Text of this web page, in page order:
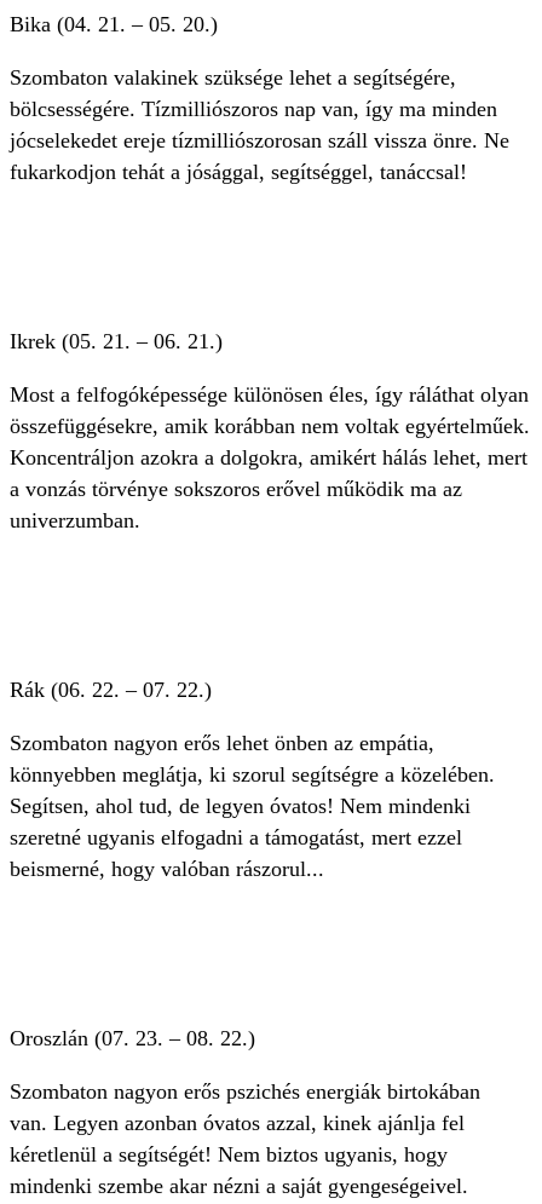
Bika (04. 21. – 05. 20.)
Szombaton valakinek szüksége lehet a segítségére,
bölcsességére. Tízmilliószoros nap van, így ma minden
jócselekedet ereje tízmilliószorosan száll vissza önre. Ne
fukarkodjon tehát a jósággal, segítséggel, tanáccsal!
Ikrek (05. 21. – 06. 21.)
Most a felfogóképessége különösen éles, így ráláthat olyan
összefüggésekre, amik korábban nem voltak egyértelműek.
Koncentráljon azokra a dolgokra, amikért hálás lehet, mert
a vonzás törvénye sokszoros erővel működik ma az
univerzumban.
Rák (06. 22. – 07. 22.)
Szombaton nagyon erős lehet önben az empátia,
könnyebben meglátja, ki szorul segítségre a közelében.
Segítsen, ahol tud, de legyen óvatos! Nem mindenki
szeretné ugyanis elfogadni a támogatást, mert ezzel
beismerné, hogy valóban rászorul...
Oroszlán (07. 23. – 08. 22.)
Szombaton nagyon erős pszichés energiák birtokában
van. Legyen azonban óvatos azzal, kinek ajánlja fel
kéretlenül a segítségét! Nem biztos ugyanis, hogy
mindenki szembe akar nézni a saját gyengeségeivel.